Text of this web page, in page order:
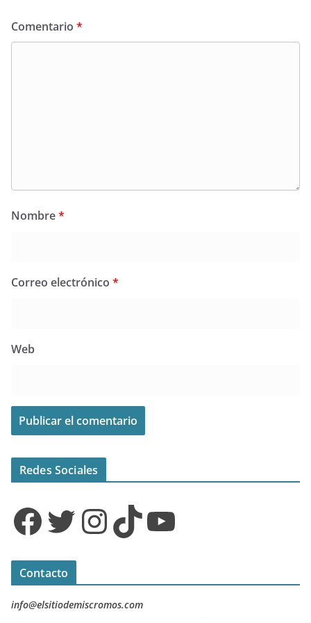
Comentario *
Nombre*
Correo electrónico *
Web
Redes Sociales
Facebook Twitter InstagramTikTok YouTube
Contacto
info@elsitiodemiscromos.com